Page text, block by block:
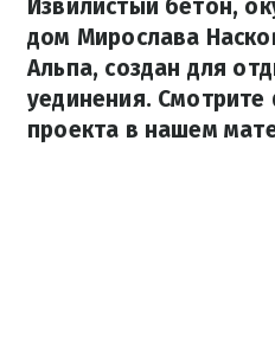
Извилистый бетон,
дом Мирослава
Альпа, создан для
уединения.
проекта в нашем